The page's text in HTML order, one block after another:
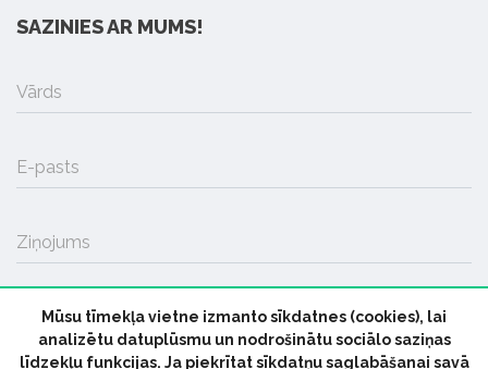
SAZINIES AR MUMS!
Vārds
E-pasts
Ziņojums
SŪTĪT
Mūsu tīmekļa vietne izmanto sīkdatnes (cookies), lai
analizētu datuplūsmu un nodrošinātu sociālo saziņas
līdzekļu funkcijas. Ja piekrītat sīkdatņu saglabāšanai savā